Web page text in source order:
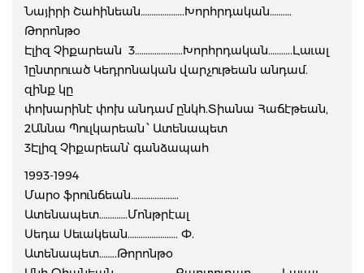
Նայիրի Շահինեան………………..Խորհրդական……….
Թորոնթօ
Էլիզ Չիքարեան 3………………….Խորհրդական………..Լաւալ
1ընտրուած Կեդրոնական վարչութեան անդամ.
զինք կը
փոխարինէ փոխ անդամ ընկհ.Տիանա Հաճէթեան,
2Աննա Պուլկարեան ՝ Ատենապետ
3Էլիզ Չիքարեան՝ գանձապահ
1993-1994
Մարօ ֆրունճեան………………….
Ատենապետ………….Մոնթրէալ
Սեդա Սեւակեան………………….. Փ.
Ատենապետ……..Թորոնթօ